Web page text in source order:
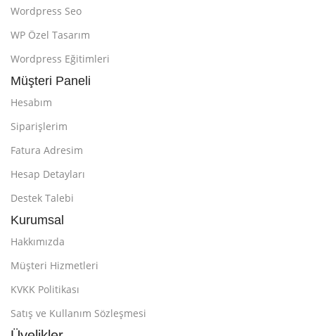
Wordpress Seo
WP Özel Tasarım
Wordpress Eğitimleri
Müşteri Paneli
Hesabım
Siparişlerim
Fatura Adresim
Hesap Detayları
Destek Talebi
Kurumsal
Hakkımızda
Müşteri Hizmetleri
KVKK Politikası
Satış ve Kullanım Sözleşmesi